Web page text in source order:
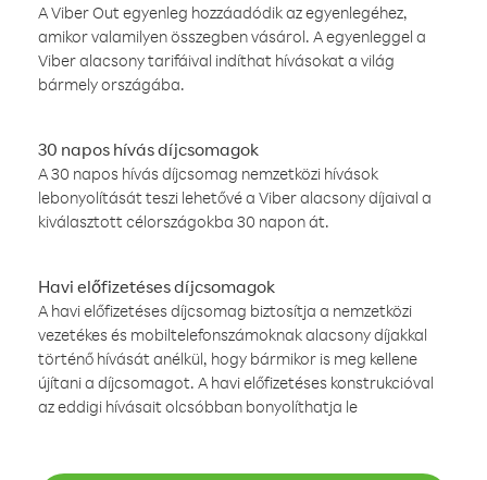
A Viber Out egyenleg hozzáadódik az egyenlegéhez,
amikor valamilyen összegben vásárol. A egyenleggel a
Viber alacsony tarifáival indíthat hívásokat a világ
bármely országába.
30 napos hívás díjcsomagok
A 30 napos hívás díjcsomag nemzetközi hívások
lebonyolítását teszi lehetővé a Viber alacsony díjaival a
kiválasztott célországokba 30 napon át.
Havi előfizetéses díjcsomagok
A havi előfizetéses díjcsomag biztosítja a nemzetközi
vezetékes és mobiltelefonszámoknak alacsony díjakkal
történő hívását anélkül, hogy bármikor is meg kellene
újítani a díjcsomagot. A havi előfizetéses konstrukcióval
az eddigi hívásait olcsóbban bonyolíthatja le